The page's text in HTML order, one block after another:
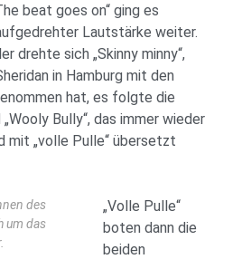
beat goes on“ ging es
Lautstärke weiter.
drehte sich „Skinny minny“,
in Hamburg mit den
hat, es folgte die
Bully“, das immer wieder
mit „volle Pulle“ übersetzt
des
um das
„Volle Pulle“
boten dann die
beiden